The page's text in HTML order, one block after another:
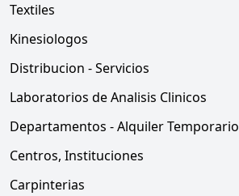
Textiles
Kinesiologos
Distribucion - Servicios
Laboratorios de Analisis Clinicos
Departamentos - Alquiler Temporario
Centros, Instituciones
Carpinterias